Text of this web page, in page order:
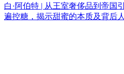
白·阿伯特 | 从王室奢侈品到帝国
遍控糖，揭示甜蜜的本质及背后